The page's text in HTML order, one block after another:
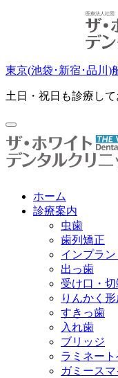
東京(池袋 ･ 新宿 ･品川 )
土日・祝日も診療して
ホーム
診療案内
虫歯
歯列矯正
インプラン
出っ歯
受け口・
りんかく
すきっ歯
入れ歯
ブリッジ
ラミネー
ガミース